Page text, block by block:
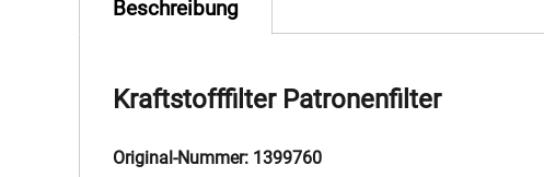
Beschreibung
Kraftstofffilter Patronenfilter
Original-Nummer: 1399760